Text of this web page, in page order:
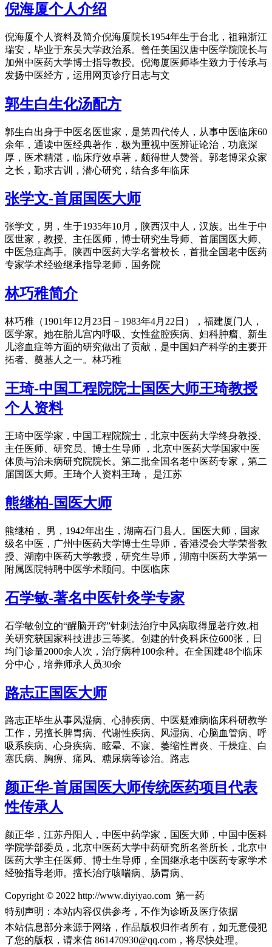
倪海厦个人介绍
倪海厦个人资料及简介倪海厦院长1954年生于台北，祖籍浙江
瑞安，毕业于东吴大学政治系。曾任美国汉唐中医学院院长与
加州中医药大学博士指导教授。倪海厦医师毕生致力于传承与
发扬中医经方，运用网页诊疗日志与文
郭生白生化汤配方
郭生白出身于中医名医世家，是第四代传人，从事中医临床60
余年，通读中医经典著作，极为重视中医辨证论治，功底深
厚，医术精湛，临床疗效卓著，颇得世人赞誉。郭老博采众家
之长，勤求古训，潜心研究，结合多年临床
张学文-首届国医大师
张学文，男，生于1935年10月，陕西汉中人，汉族。出生于中
医世家，教授、主任医师，博士研究生导师、首届国医大师、
中医急症高手。陕西中医药大学名誉校长，首批全国老中医药
专家学术经验继承指导老师，国务院
林巧稚简介
林巧稚（1901年12月23日－1983年4月22日），福建厦门人，
医学家。她在胎儿宫内呼吸、女性盆腔疾病、妇科肿瘤、新生
儿溶血症等方面的研究做出了贡献，是中国妇产科学的主要开
拓者、奠基人之一。林巧稚
王琦-中国工程院院士国医大师王琦教授
个人资料
王琦中医学家，中国工程院院士，北京中医药大学终身教授、
主任医师、研究员、博士生导师 ，北京中医药大学国家中医
体质与治未病研究院院长。第二批全国名老中医药专家，第二
届国医大师。王琦个人资料王琦， 是江苏
熊继柏-国医大师
熊继柏， 男，1942年出生，湖南石门县人。国医大师，国家
级名中医，广州中医药大学博士生导师，香港浸会大学荣誉教
授、湖南中医药大学教授，研究生导师，湖南中医药大学第一
附属医院特聘中医学术顾问。中医临床
石学敏-著名中医针灸学专家
石学敏创立的“醒脑开窍”针刺法治疗中风病取得显著疗效,相
关研究获国家科技进步三等奖。创建的针灸科床位600张，日
均门诊量2000余人次，治疗病种100余种。在全国建48个临床
分中心，培养师承人员30余
路志正国医大师
路志正毕生从事风湿病、心肺疾病、中医疑难病临床科研教学
工作，另擅长脾胃病、代谢性疾病、风湿病、心脑血管病、呼
吸系疾病、心身疾病、眩晕、不寐、萎缩性胃炎、干燥症、白
塞氏病、胸痹、痛风、糖尿病等诊治。路志
颜正华-首届国医大师传统医药项目代表
性传承人
颜正华，江苏丹阳人，中医中药学家，国医大师，中国中医科
学院学部委员，北京中医药大学中药研究所名誉所长，北京中
医药大学主任医师、博士生导师，全国继承老中医药专家学术
经验指导老师。擅长治疗咳喘病、肠胃病、
Copyright © 2022 http://www.diyiyao.com 第一药
特别声明：本站内容仅供参考，不作为诊断及医疗依据
本站信息部分来源于网络，作品版权归作者所有，如无意侵犯
了您的版权，请来信 861470930@qq.com，将尽快处理。